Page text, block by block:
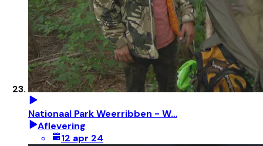
Nationaal Park Weerribben - W…
Aflevering
12 apr 24